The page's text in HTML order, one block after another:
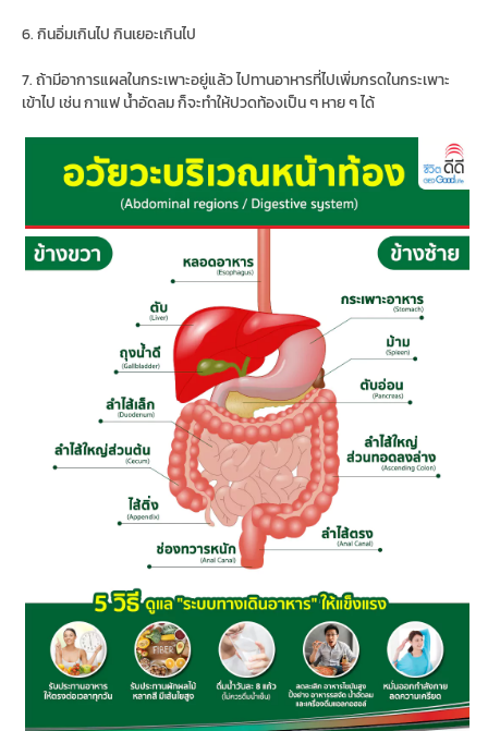
6. กินอิ่มเกินไป กินเยอะเกินไป
7. ถ้ามีอาการแผลในกระเพาะอยู่แล้ว ไปทานอาหารที่ไปเพิ่มกรดในกระเพาะ
เข้าไป เช่น กาแฟ น้ำอัดลม ก็จะทำให้ปวดท้องเป็น ๆ หาย ๆ ได้